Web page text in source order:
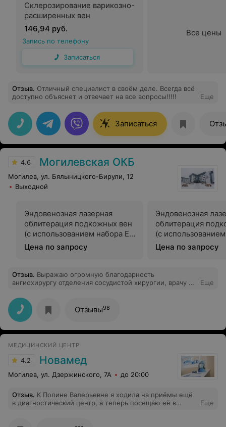
Склерозирование варикозно-
расширенных вен
146,94 руб.
Запись по телефону
Записаться
Все цены
Отзыв. Отличный специалист в своём деле. Всегда всё
доступно объяснет и отвечает на все вопросы!!!!!
Еще
Записаться
4.6 Могилевская ОКБ
Могилев, ул. Бялыницкого-Бирули, 12
Выходной
Эндовенозная лазерная
облитерация подкожных вен
(с использованием набора El
VeS Radial Германия)
Цена по запросу
Эндовенозная
облитерация
(с использованием
комплекта
Цена по запросу
Отзыв. Выражаю огромную благодарность
ангиохирургу отделения сосудистой хирургии, врачу от
профессионализм, за оказанную мне своевременную
помощь в трудной ситуации и последующее лечение, а
также медсестре процедурного кабинета отделения
сосудистой хирургии Евгении Леонидовне за
внимание, чуткое отношение к пациентам. Желаю им
профессиональном поприще и всех земных благ в
личной жизни. Огромное спасибо всем, кто принимал
участие в моём выздоровлении
Еще
Отзывы98
МЕДИЦИНСКИЙ ЦЕНТР
4.2 Новамед
Могилев, ул. Дзержинского, 7А до 20:00
Отзыв. К Полине Валерьевне я ходила на приёмы ещё
в диагностический центр, а теперь посещаю её в
Еще